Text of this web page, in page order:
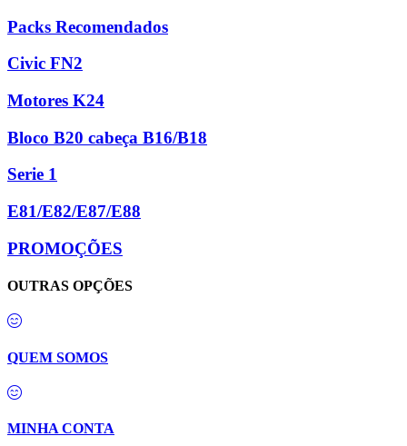
Packs Recomendados
Civic FN2
Motores K24
Bloco B20 cabeça B16/B18
Serie 1
E81/E82/E87/E88
PROMOÇÕES
OUTRAS OPÇÕES
QUEM SOMOS
MINHA CONTA